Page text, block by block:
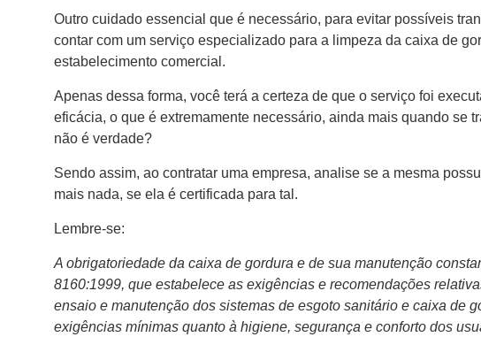
Outro cuidado essencial que é necessário, para evitar possíveis
contar com um serviço especializado para a limpeza da caixa de
estabelecimento comercial.
Apenas dessa forma, você terá a certeza de que o serviço foi
eficácia, o que é extremamente necessário, ainda mais quando se
não é verdade?
Sendo assim, ao contratar uma empresa, analise se a mesma
mais nada, se ela é certificada para tal.
Lembre-se:
A obrigatoriedade da caixa de gordura e de sua manutenção
8160:1999, que estabelece as exigências e recomendações
ensaio e manutenção dos sistemas de esgoto sanitário e caixa de
exigências mínimas quanto à higiene, segurança e conforto dos